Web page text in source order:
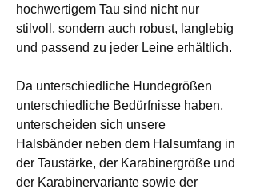
hochwertigem Tau sind nicht nur
stilvoll, sondern auch robust, langlebig
und passend zu jeder Leine erhältlich.
Da unterschiedliche Hundegrößen
unterschiedliche Bedürfnisse haben,
unterscheiden sich unsere
Halsbänder neben dem Halsumfang in
der Taustärke, der Karabinergröße und
der Karabinervariante sowie der